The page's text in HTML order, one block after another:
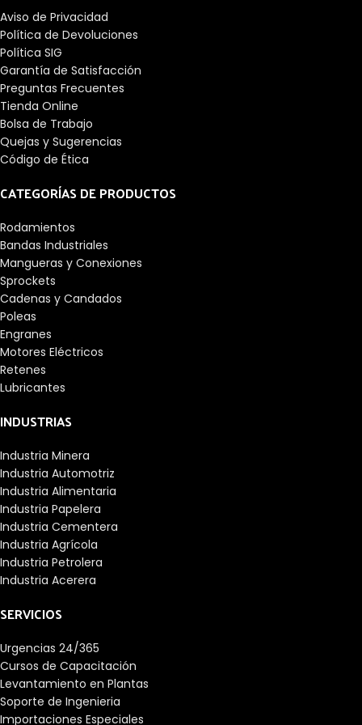
Aviso de Privacidad
Política de Devoluciones
Política SIG
Garantía de Satisfacción
Preguntas Frecuentes
Tienda Online
Bolsa de Trabajo
Quejas y Sugerencias
Código de Ética
CATEGORÍAS DE PRODUCTOS
Rodamientos
Bandas Industriales
Mangueras y Conexiones
Sprockets
Cadenas y Candados
Poleas
Engranes
Motores Eléctricos
Retenes
Lubricantes
INDUSTRIAS
Industria Minera
Industria Automotriz
Industria Alimentaria
Industria Papelera
Industria Cementera
Industria Agrícola
Industria Petrolera
Industria Acerera
SERVICIOS
Urgencias 24/365
Cursos de Capacitación
Levantamiento en Plantas
Soporte de Ingenieria
Importaciones Especiales